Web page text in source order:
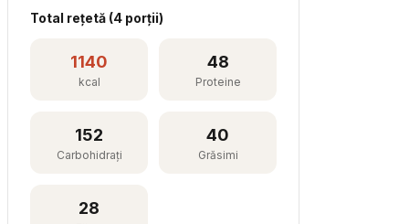
Total rețetă (4 porții)
1140
kcal
48
Proteine
152
Carbohidrați
40
Grăsimi
28